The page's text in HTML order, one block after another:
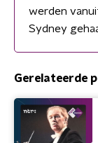
werden
Sydney
Gerelateerde